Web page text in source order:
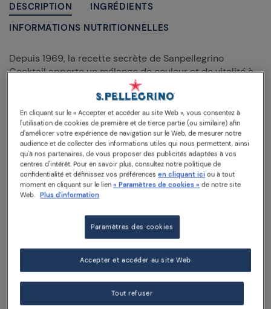
DESCRIPTION
INGRÉDIENTS
INFORMATIONS NUTRITIONNELLES
Depuis 1969, la recette secrète de Sanpellegrino
Cocktail apporte un mélange de couleur et de vitalité à
Sanpellegrino Cocktail est inimitable avec son goût
agréablement amer et épicé, avec des notes de cannelle
suivies d'un soupçon de gingembre.
Laissez-vous envelopper par sa couleur orange brique,
transparente et limpide, et son arôme rappelant la
cannelle, le clou de girofle et de légères notes
d'agrumes.
Chaque occasion peut devenir unique avec le goût
addictif du Sanpellegrino Cocktail !
Servez-le bien frais, entre 6 et 8°, avec un zeste d'orange
et un peu de poivre rose.
En cliquant sur le « Accepter et accéder au site Web », vous consentez à
l'utilisation de cookies de première et de tierce partie (ou similaire) afin
d'améliorer votre expérience de navigation sur le Web, de mesurer notre
audience et de collecter des informations utiles qui nous permettent, ainsi
qu'à nos partenaires, de vous proposer des publicités adaptées à vos
centres d'intérêt. Pour en savoir plus, consultez notre politique de
confidentialité et définissez vos préférencesen cliquant ici ou à tout
moment en cliquant sur le lien« Paramètres de cookies » de notre site
Web. Plus d'information
Paramètres des cookies
Tout refuser
Accepter et accéder au site Web